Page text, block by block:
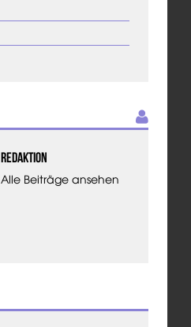
Redaktion
Alle Beiträge ansehen